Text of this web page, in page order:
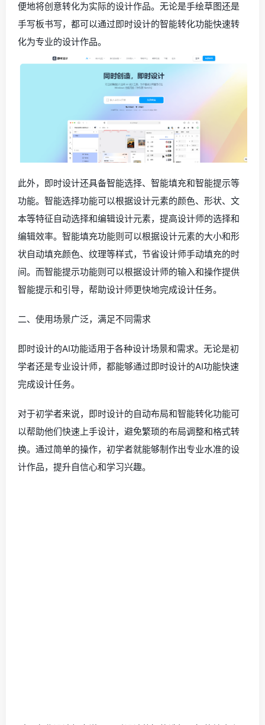
便地将创意转化为实际的设计作品。无论是手绘草图还是
手写板书写，都可以通过即时设计的智能转化功能快速转
化为专业的设计作品。
此外，即时设计还具备智能选择、智能填充和智能提示等
功能。智能选择功能可以根据设计元素的颜色、形状、文
本等特征自动选择和编辑设计元素，提高设计师的选择和
编辑效率。智能填充功能则可以根据设计元素的大小和形
状自动填充颜色、纹理等样式，节省设计师手动填充的时
间。而智能提示功能则可以根据设计师的输入和操作提供
智能提示和引导，帮助设计师更快地完成设计任务。
二、使用场景广泛，满足不同需求
即时设计的AI功能适用于各种设计场景和需求。无论是初
学者还是专业设计师，都能够通过即时设计的AI功能快速
完成设计任务。
对于初学者来说，即时设计的自动布局和智能转化功能可
以帮助他们快速上手设计，避免繁琐的布局调整和格式转
换。通过简单的操作，初学者就能够制作出专业水准的设
计作品，提升自信心和学习兴趣。